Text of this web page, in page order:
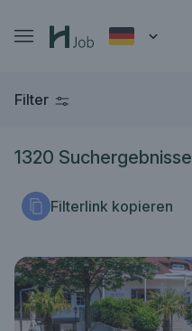
Filter
1320 Suchergebnisse
Filterlink kopieren